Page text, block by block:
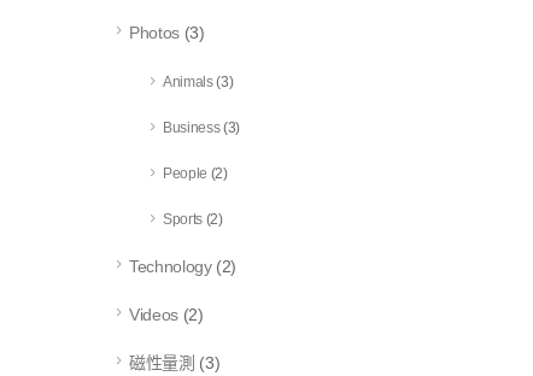
Photos(3)
Animals(3)
Business(3)
People (2)
Sports(2)
Technology(2)
Videos(2)
磁性量測 (3)